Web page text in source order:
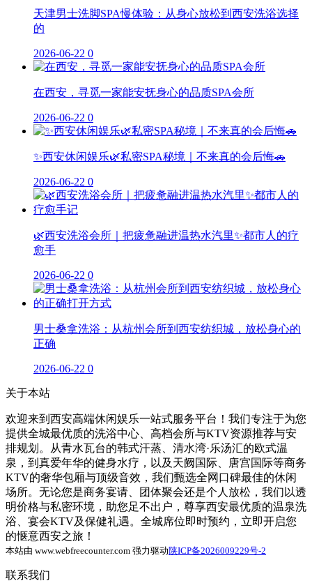
天津男士洗脚SPA慢体验：从身心放松到西安洗浴选择
的
2026-06-22 0
在西安，寻觅一家能安抚身心的品质SPA会所
2026-06-22 0
✨西安休闲娱乐🌿私密SPA秘境｜不来真的会后悔🚗
2026-06-22 0
🌿西安洗浴会所｜把疲惫融进温热水汽里✨都市人的疗
愈手
2026-06-22 0
男士桑拿洗浴：从杭州会所到西安纺织城，放松身心的
正确
2026-06-22 0
关于本站
欢迎来到西安高端休闲娱乐一站式服务平台！我们专注于为您
提供全城最优质的洗浴中心、高档会所与KTV资源推荐与安
排规划。从青水瓦台的韩式汗蒸、清水湾·乐汤汇的欧式温
泉，到真爱年华的健身水疗，以及天阙国际、唐宫国际等商务
KTV的奢华包厢与顶级音效，我们甄选全网口碑最佳的休闲
场所。无论您是商务宴请、团体聚会还是个人放松，我们以透
明价格与私密环境，助您足不出户，尊享西安最优质的温泉洗
浴、宴会KTV及保健礼遇。全城席位即时预约，立即开启您
的惬意西安之旅！
本站由 www.webfreecounter.com 强力驱动陕ICP备2026009229号-2
联系我们